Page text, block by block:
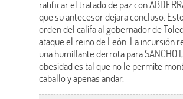
ratificar el tratado de paz con
que su antecesor dejara concluso.
orden del califa al gobernador de
ataque el reino de León. La incursión
una humillante derrota para SANCHO
obesidad es tal que no le permite
caballo y apenas andar.